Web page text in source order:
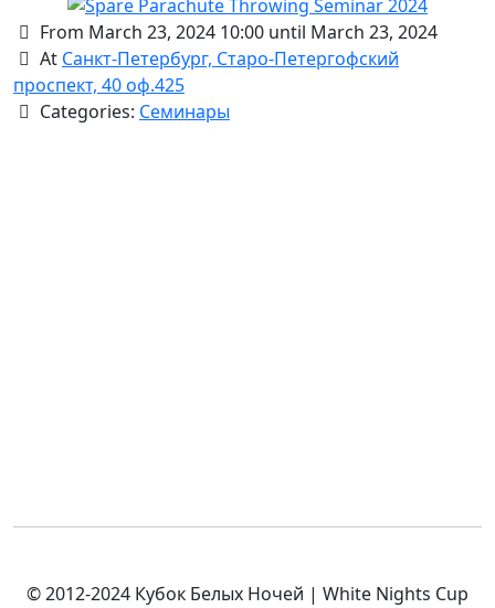
From March 23, 2024 10:00 until March 23, 2024
At Санкт-Петербург, Старо-Петергофский
проспект, 40 оф.425
Categories: Семинары
© 2012-2024 Кубок Белых Ночей | White Nights Cup